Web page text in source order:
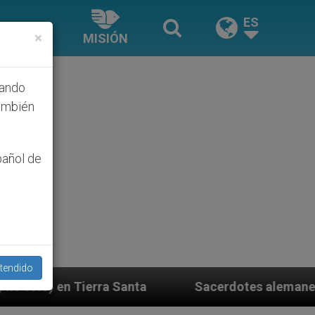
MISIÓN
ES
Sacerdotes alemanes fieles al Papa
×
de